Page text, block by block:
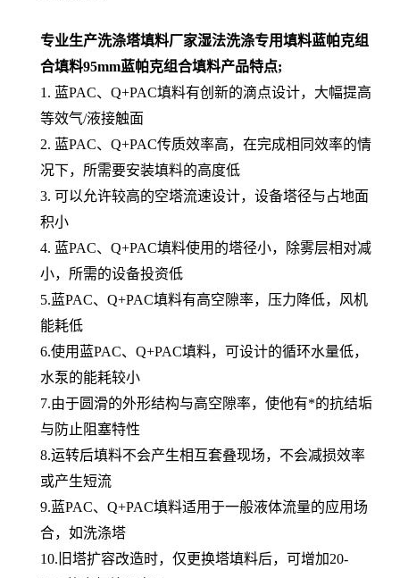
专业生产洗涤塔填料厂家湿法洗涤专用填料蓝帕克组
合填料95mm蓝帕克组合填料产品特点;
1. 蓝PAC、Q+PAC填料有创新的滴点设计，大幅提高
等效气/液接触面
2. 蓝PAC、Q+PAC传质效率高，在完成相同效率的情
况下，所需要安装填料的高度低
3. 可以允许较高的空塔流速设计，设备塔径与占地面
积小
4. 蓝PAC、Q+PAC填料使用的塔径小，除雾层相对减
小，所需的设备投资低
5.蓝PAC、Q+PAC填料有高空隙率，压力降低，风机
能耗低
6.使用蓝PAC、Q+PAC填料，可设计的循环水量低，
水泵的能耗较小
7.由于圆滑的外形结构与高空隙率，使他有*的抗结垢
与防止阻塞特性
8.运转后填料不会产生相互套叠现场，不会减损效率
或产生短流
9.蓝PAC、Q+PAC填料适用于一般液体流量的应用场
合，如洗涤塔
10.旧塔扩容改造时，仅更换塔填料后，可增加20-